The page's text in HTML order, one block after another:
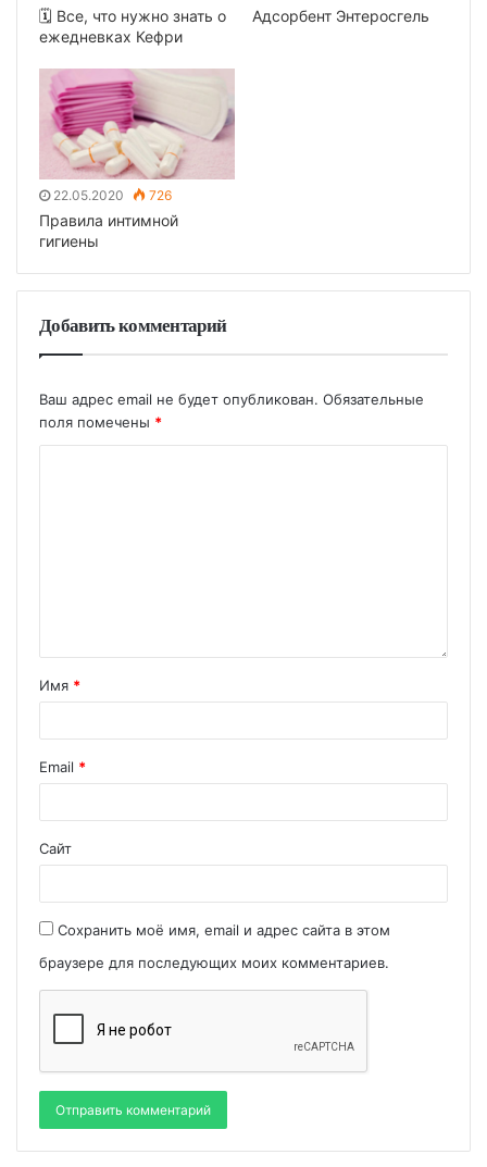
🗓 Все, что нужно знать о
ежедневках Кефри
Адсорбент Энтеросгель
22.05.2020 726
Правила интимной
гигиены
Добавить комментарий
Ваш адрес email не будет опубликован. Обязательные
поля помечены *
Имя *
Email *
Сайт
Сохранить моё имя, email и адрес сайта в этом
браузере для последующих моих комментариев.